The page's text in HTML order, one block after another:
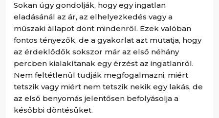
Sokan úgy gondolják, hogy egy ingatlan
eladásánál az ár, az elhelyezkedés vagy a
műszaki állapot dönt mindenről. Ezek valóban
fontos tényezők, de a gyakorlat azt mutatja, hogy
az érdeklődők sokszor már az első néhány
percben kialakítanak egy érzést az ingatlanról.
Nem feltétlenül tudják megfogalmazni, miért
tetszik vagy miért nem tetszik nekik egy lakás, de
az első benyomás jelentősen befolyásolja a
későbbi döntésüket.